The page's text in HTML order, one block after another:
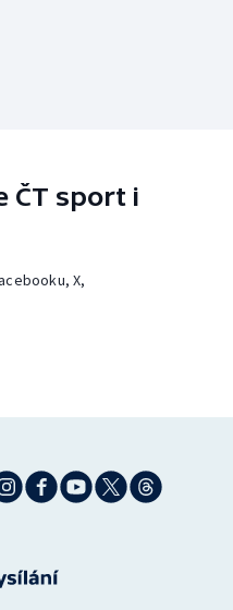
ČT sport i
X,